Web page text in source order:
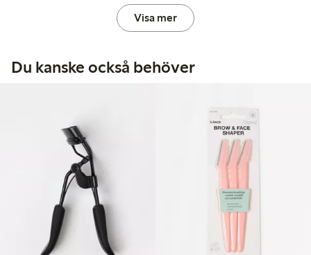
Visa mer
Du kanske också behöver